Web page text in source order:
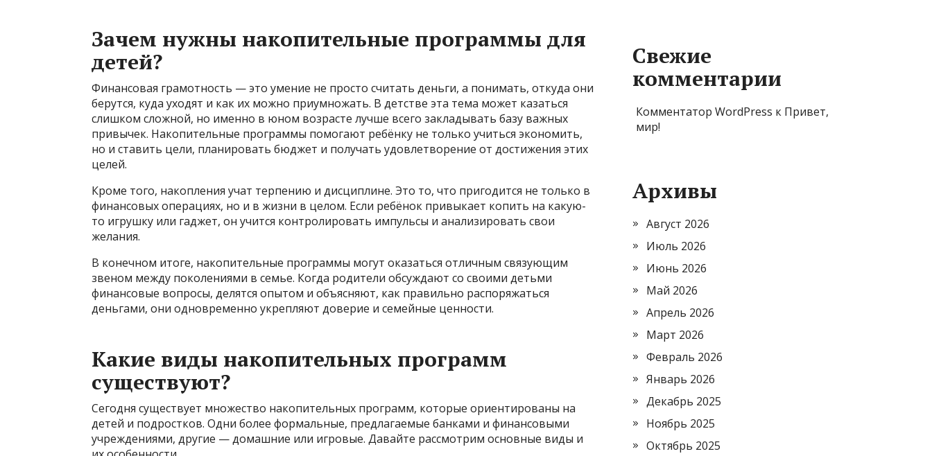
Зачем нужны накопительные программы для
детей?
Финансовая грамотность — это умение не просто считать деньги, а понимать, откуда они
берутся, куда уходят и как их можно приумножать. В детстве эта тема может казаться
слишком сложной, но именно в юном возрасте лучше всего закладывать базу важных
привычек. Накопительные программы помогают ребёнку не только учиться экономить,
но и ставить цели, планировать бюджет и получать удовлетворение от достижения этих
целей.
Кроме того, накопления учат терпению и дисциплине. Это то, что пригодится не только в
финансовых операциях, но и в жизни в целом. Если ребёнок привыкает копить на какую-
то игрушку или гаджет, он учится контролировать импульсы и анализировать свои
желания.
В конечном итоге, накопительные программы могут оказаться отличным связующим
звеном между поколениями в семье. Когда родители обсуждают со своими детьми
финансовые вопросы, делятся опытом и объясняют, как правильно распоряжаться
деньгами, они одновременно укрепляют доверие и семейные ценности.
Какие виды накопительных программ
существуют?
Сегодня существует множество накопительных программ, которые ориентированы на
детей и подростков. Одни более формальные, предлагаемые банками и финансовыми
учреждениями, другие — домашние или игровые. Давайте рассмотрим основные виды и
Свежие
комментарии
Комментатор WordPress к Привет,
мир!
Архивы
Август 2026
Июль 2026
Июнь 2026
Май 2026
Апрель 2026
Март 2026
Февраль 2026
Январь 2026
Декабрь 2025
Ноябрь 2025
Октябрь 2025